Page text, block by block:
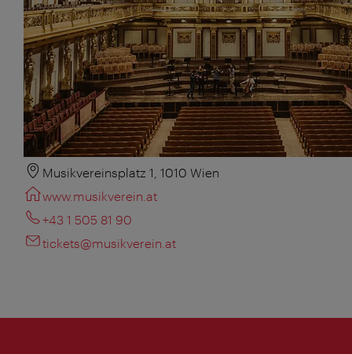
Musikvereinsplatz 1, 1010 Wien
www.musikverein.at
+43 1 505 81 90
tickets@musikverein.at